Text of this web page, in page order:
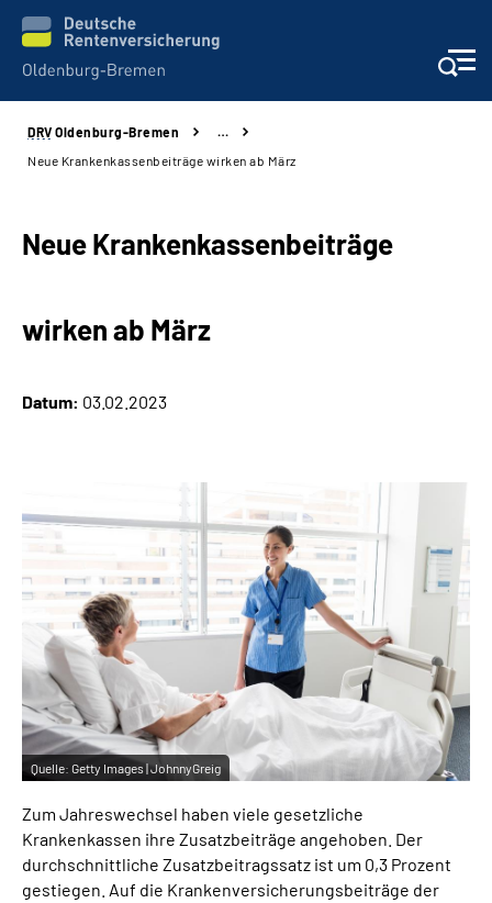
Services
Karriere
Inhalte in Gebärdensprache (DGS)
Leichte Sprache
Suche
Mein Kundenportal
DRV Oldenburg-Bremen
…
Neue Krankenkassenbeiträge wirken ab März
Neue Krankenkassenbeiträge
wirken ab März
Datum: 03.02.2023
Quelle: Getty Images | JohnnyGreig
Zum Jahreswechsel haben viele gesetzliche
Krankenkassen ihre Zusatzbeiträge angehoben. Der
durchschnittliche Zusatzbeitragssatz ist um 0,3 Prozent
gestiegen. Auf die Krankenversicherungsbeiträge der